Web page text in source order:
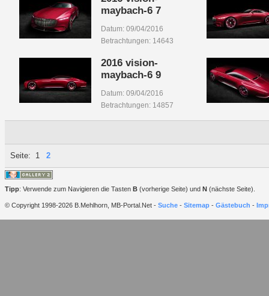
maybach-6 7
Datum: 09/04/2016
Betrachtungen: 14643
2016 vision-
maybach-6 9
Datum: 09/04/2016
Betrachtungen: 14857
Seite: 1 2
Tipp: Verwende zum Navigieren die Tasten B (vorherige Seite) und N (nächste Seite).
© Copyright 1998-2026 B.Mehlhorn, MB-Portal.Net - Suche - Sitemap - Gästebuch -